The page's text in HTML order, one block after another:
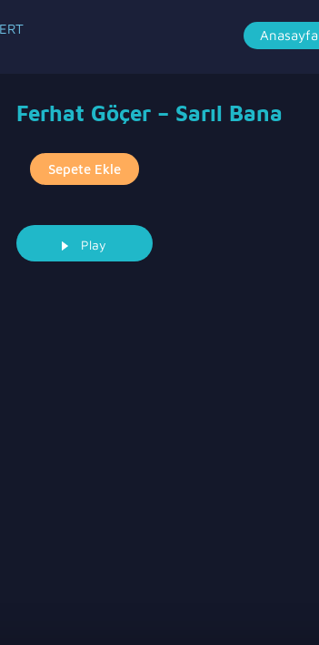
Anasayfa
Ferhat Göçer – Sarıl Bana
Ferhat
Göçer
Sarıl
Bana
Sepete Ekle
Play